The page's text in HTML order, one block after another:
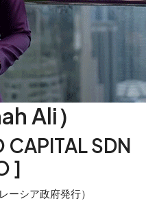
Ali）
SDN
]
ーシア政府発行）